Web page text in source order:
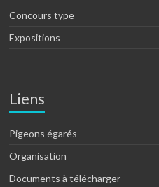
Concours type
Expositions
Liens
Pigeons égarés
Organisation
Documents à télécharger